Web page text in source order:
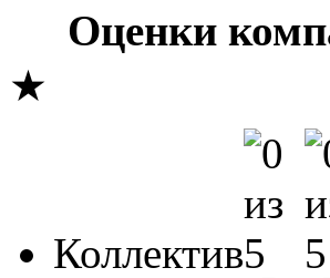
Оценки
★
Коллектив